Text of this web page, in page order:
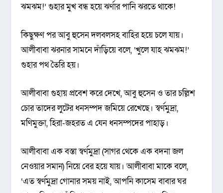
ঝমঝম!’ গুহার মুখ বন্ধ হয়ে ঝর্ণার পানি ঝরতে থাকে!
কিছুক্ষণ পর আবু হুসেন দলবলসহ বাহির হয়ে চলে যায়।
আলীবাবা ঝরনার সামনে দাঁড়িয়ে বলে, ‘খুলে যাহ ঝমঝম!’
গুহার পথ তৈরি হয়।
আলীবাবা গুহায় প্রবেশ করে দেখে, আবু হুসেন ও তার চল্লিশ
চোর তাদের লুটের ধনসম্পদ জমিয়ে রেখেছে। স্বর্ণমুদ্রা,
মণিমুক্তা, হিরা-জহরত এ যেন ধনসম্পদের পাহাড়।
আলীবাবা এক বস্তা স্বর্ণমুদ্রা (সাগর থেকে এক বদনা জল
নেওয়ার সমান) নিয়ে বের হয়ে যায়। আলীবাবা মাকে বলে,
‘এত স্বর্ণমুদ্রা গোনার সময় নাই, আপনি কাসেম বাবার ঘর